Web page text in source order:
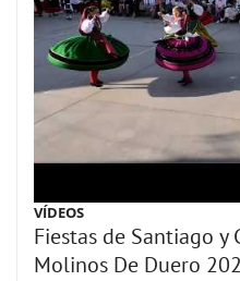
VÍDEOS
Fiestas de Santiago y
Molinos De Duero